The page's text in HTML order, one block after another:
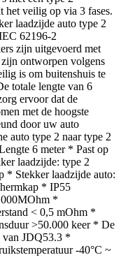
het veilig op via 3 fases.
laadzijde auto type 2
62196-2
zijn uitgevoerd met
ontworpen volgens
is om buitenshuis te
totale lengte van 6
ervoor dat de
met de hoogste
door uw auto
auto type 2 naar type 2
6 meter * Past op
laadzijde: type 2
* Stekker laadzijde auto:
* IP55
*
< 0,5 mOhm *
>50.000 keer * De
van JDQ53.3 *
-40°C ~